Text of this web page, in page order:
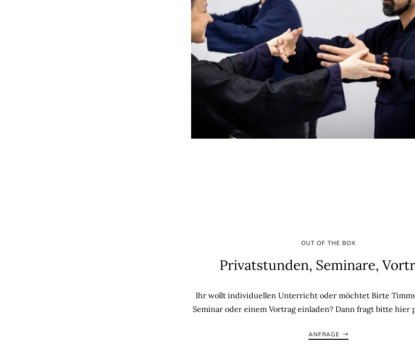
OUT OF THE BOX
Privatstunden, Seminare,
Ihr wollt individuellen Unterricht oder möchtet Birte
Seminar oder einem Vortrag einladen? Dann fragt bitte hier
ANFRAGE